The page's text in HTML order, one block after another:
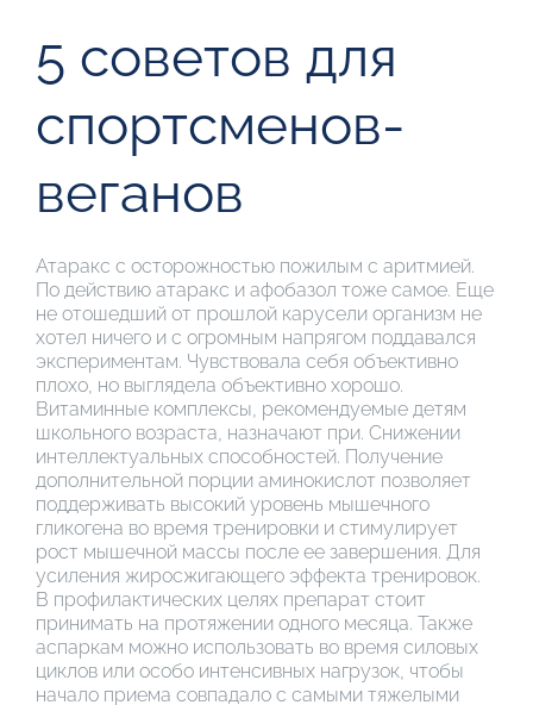
5 советов для
спортсменов-
веганов
Атаракс с осторожностью пожилым с аритмией.
По действию атаракс и афобазол тоже самое. Еще
не отошедший от прошлой карусели организм не
хотел ничего и с огромным напрягом поддавался
экспериментам. Чувствовала себя объективно
плохо, но выглядела объективно хорошо.
Витаминные комплексы, рекомендуемые детям
школьного возраста, назначают при. Снижении
интеллектуальных способностей. Получение
дополнительной порции аминокислот позволяет
поддерживать высокий уровень мышечного
гликогена во время тренировки и стимулирует
рост мышечной массы после ее завершения. Для
усиления жиросжигающего эффекта тренировок.
В профилактических целях препарат стоит
принимать на протяжении одного месяца. Также
аспаркам можно использовать во время силовых
циклов или особо интенсивных нагрузок, чтобы
начало приема совпадало с самыми тяжелыми